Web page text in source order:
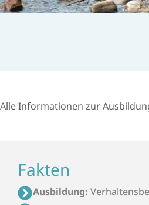
Alle Informa­tionen zur
Fakten
Ausbildung: